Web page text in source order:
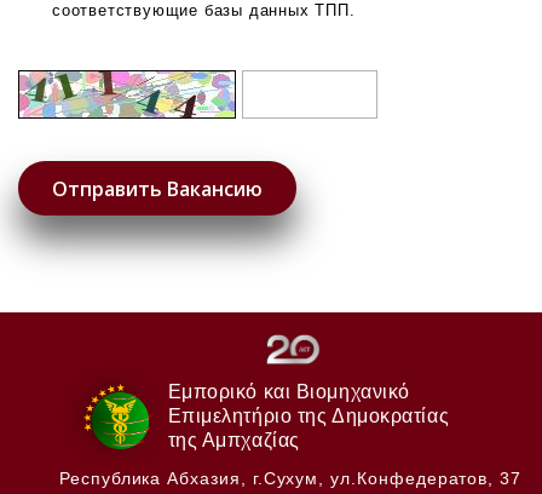
соответствующие базы данных ТПП.
Εμπορικό και Βιομηχανικό
Επιμελητήριο της Δημοκρατίας
της Αμπχαζίας
Республика Абхазия,
г.Сухум, ул.Конфедератов, 37